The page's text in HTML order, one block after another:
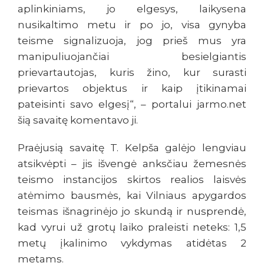
aplinkiniams, jo elgesys, laikysena
nusikaltimo metu ir po jo, visa gynyba
teisme signalizuoja, jog prieš mus yra
manipuliuojančiai besielgiantis
prievartautojas, kuris žino, kur surasti
prievartos objektus ir kaip įtikinamai
pateisinti savo elgesį“, – portalui jarmo.net
šią savaitę komentavo ji.
Praėjusią savaitę T. Kelpša galėjo lengviau
atsikvėpti – jis išvengė anksčiau žemesnės
teismo instancijos skirtos realios laisvės
atėmimo bausmės, kai Vilniaus apygardos
teismas išnagrinėjo jo skundą ir nusprendė,
kad vyrui už grotų laiko praleisti neteks: 1,5
metų įkalinimo vykdymas atidėtas 2
metams.